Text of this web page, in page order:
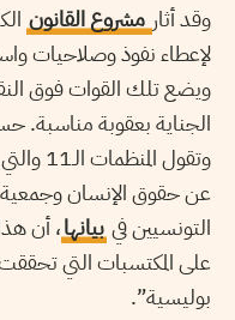
وقد أثار مشروع القانون
لإعطاء نفوذ وصلاحيات
ويضع تلك القوات فوق
الجناية بعقوبة مناسبة.
وتقول
عن حقوق الإنسان وجمعية
التونسيين في بيانها، أن
على المكتسبات التي
بوليسية”.